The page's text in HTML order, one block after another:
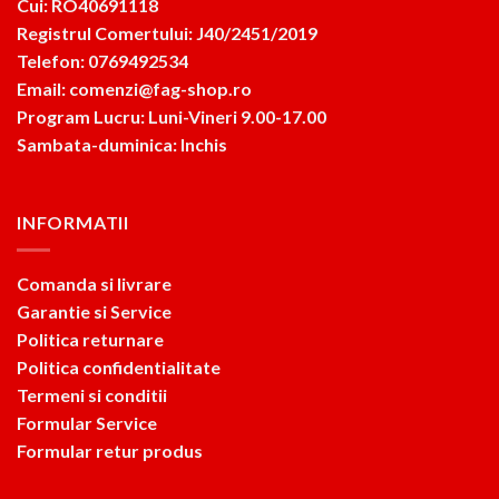
Cui: RO40691118
Registrul Comertului: J40/2451/2019
Telefon: 0769492534
Email: comenzi@fag-shop.ro
Program Lucru: Luni-Vineri 9.00-17.00
Sambata-duminica: Inchis
INFORMATII
Comanda si livrare
Garantie si Service
Politica returnare
Politica confidentialitate
Termeni si conditii
Formular Service
Formular retur produs